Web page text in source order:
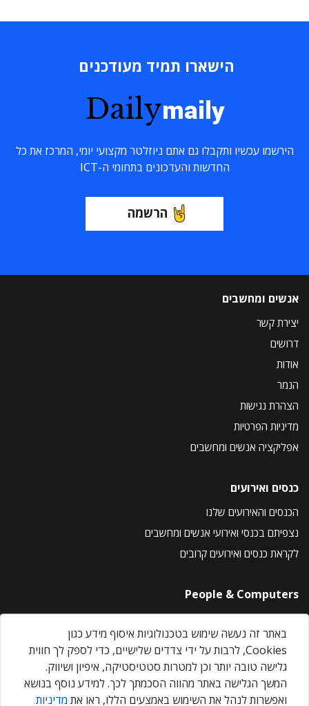
הישארו תמיד מעודכנים
Dailymaily
הירשמו עכשיו ותקבלו גם אתם ניוזלטר מקצועי יומי, המרכז את כל
החדשות והעדכונים בתחומי ה-ICT
הרשמה
אנשים ומחשבים
יצירת קשר
דרושים
אודות
הנמר
הצהרת נגישות
מדיניות הפרטיות
אפליקציה אנשים ומחשבים
כנסים ואירועים
הכנסים והאירועים שלנו
נצפיתם בכנסי ואירועי אנשים ומחשבים
לקראת כנסים ואירועים קרובים
People & Computers
About Us
Privacy Policy
Contact Us
Our Events
באתר זה נעשה שימוש בטכנולוגיות איסוף מידע כגון
Cookies, לרבות על ידי צדדים שלישיים, כדי לספק לך חווית
גלישה טובה יותר וכן למטרות סטטיסטיקה, איפיון ושיווק.
המשך הגלישה באתר מהווה הסכמתך לכך. למידע נוסף בנושא
ואפשרות לנהל את השימוש באמצעים הללו, ראו את מדיניות